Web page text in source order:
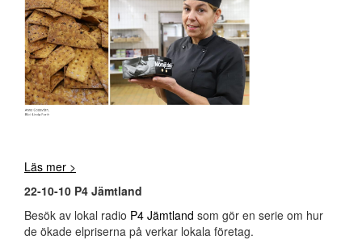
Läs mer >
22-10-10 P4 Jämtland
Besök av lokal radio P4 Jämtland som gör en serie om hur
de ökade elpriserna på verkar lokala företag.